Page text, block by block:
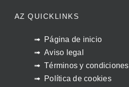
AZ QUICKLINKS
Página de inicio
Aviso legal
Términos y condiciones
Política de cookies